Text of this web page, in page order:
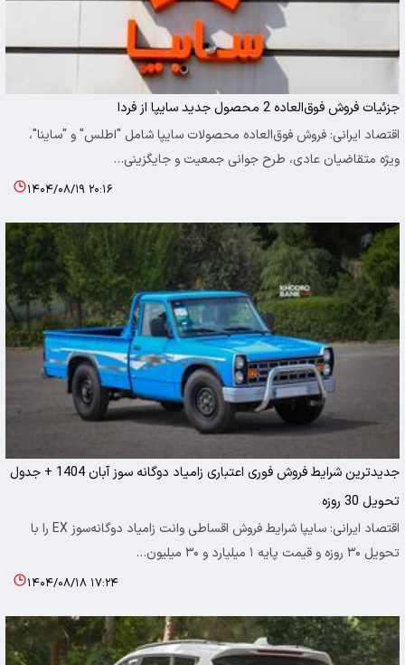
جزئیات فروش فوق‌العاده 2 محصول جدید سایپا از فردا
اقتصاد ایرانی: فروش فوق‌العاده محصولات سایپا شامل "اطلس" و "ساینا"،
ویژه متقاضیان عادی، طرح جوانی جمعیت و جایگزینی…
۱۴۰۴/۰۸/۱۹ ۲۰:۱۶
جدیدترین شرایط فروش فوری اعتباری زامیاد دوگانه سوز آبان 1404 + جدول
تحویل 30 روزه
اقتصاد ایرانی: سایپا شرایط فروش اقساطی وانت زامیاد دوگانه‌سوز EX را با
تحویل ۳۰ روزه و قیمت پایه ۱ میلیارد و ۳۰ میلیون…
۱۴۰۴/۰۸/۱۸ ۱۷:۲۴